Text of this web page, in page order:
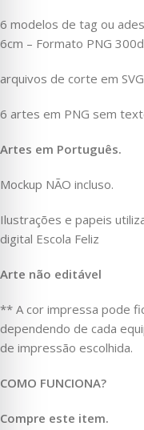
6 modelos de tag ou
6cm – Formato PNG
arquivos de corte em
6 artes em PNG sem
Artes em Português.
Mockup NÃO incluso.
Ilustrações e papeis
digital Escola Feliz
Arte não editável
** A cor impressa pode
dependendo de cada
de impressão escolhida.
COMO FUNCIONA?
Compre este item.